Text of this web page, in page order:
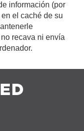
información (por
el caché de su
recava ni envía